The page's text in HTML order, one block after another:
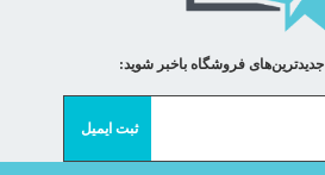
جدیدترین‌های فروشگاه باخبر شوید: